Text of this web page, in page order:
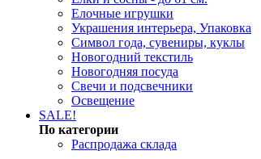
Елочные игрушки
Украшения интерьера, Упаковка
Символ года, сувениры, куклы
Новогодний текстиль
Новогодняя посуда
Свечи и подсвечники
Освещение
SALE!
По категории
Распродажа склада